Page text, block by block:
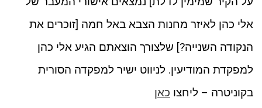
אלי כהן לאיזר מחנות הצבא באל חמה [זוכרים את
הנקודה השנייה?] שלצורך הוצאתם הגיע אלי כהן
למפקדת המודיעין. לניווט ישיר למפקדה הסורית
בקוניטרה – ליחצו כאן